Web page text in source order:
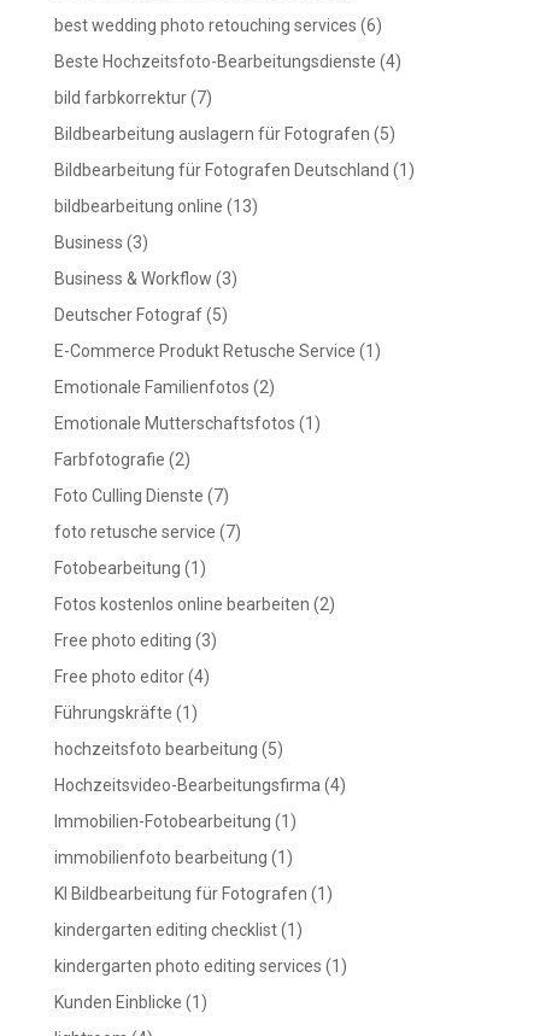
best wedding photo retouching services (6)
Beste Hochzeitsfoto-Bearbeitungsdienste (4)
bild farbkorrektur(7)
Bildbearbeitung auslagern für Fotografen (5)
Bildbearbeitung für Fotografen Deutschland (1)
bildbearbeitung online (13)
Business (3)
Business & Workflow (3)
Deutscher Fotograf(5)
E-Commerce Produkt Retusche Service (1)
Emotionale Familienfotos (2)
Emotionale Mutterschaftsfotos (1)
Farbfotografie (2)
Foto Culling Dienste (7)
foto retusche service (7)
Fotobearbeitung (1)
Fotos kostenlos online bearbeiten (2)
Free photo editing (3)
Free photo editor(4)
Führungskräfte (1)
hochzeitsfoto bearbeitung (5)
Hochzeitsvideo-Bearbeitungsfirma (4)
Immobilien-Fotobearbeitung (1)
immobilienfoto bearbeitung (1)
KI Bildbearbeitung für Fotografen (1)
kindergarten editing checklist(1)
kindergarten photo editing services (1)
Kunden Einblicke (1)